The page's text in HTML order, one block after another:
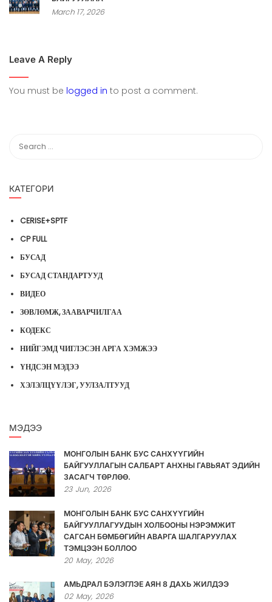
March 17, 2026
Leave A Reply
You must be logged in to post a comment.
КАТЕГОРИ
CERISE+SPTF
CP FULL
БУСАД
БУСАД СТАНДАРТУУД
ВИДЕО
ЗӨВЛӨМЖ, ЗААВАРЧИЛГАА
КОДЕКС
НИЙГЭМД ЧИГЛЭСЭН АРГА ХЭМЖЭЭ
ҮНДСЭН МЭДЭЭ
ХЭЛЭЛЦҮҮЛЭГ, УУЛЗАЛТУУД
МЭДЭЭ
МОНГОЛЫН БАНК БУС САНХҮҮГИЙН
БАЙГУУЛЛАГЫН САЛБАРТ АНХНЫ ГАВЬЯАТ ЭДИЙН
ЗАСАГЧ ТӨРЛӨӨ.
23 Jun, 2026
МОНГОЛЫН БАНК БУС САНХҮҮГИЙН
БАЙГУУЛЛАГУУДЫН ХОЛБООНЫ НЭРЭМЖИТ
САГСАН БӨМБӨГИЙН АВАРГА ШАЛГАРУУЛАХ
ТЭМЦЭЭН БОЛЛОО
20 May, 2026
АМЬДРАЛ БЭЛЭГЛЭЕ АЯН 8 ДАХЬ ЖИЛДЭЭ
02 May, 2026